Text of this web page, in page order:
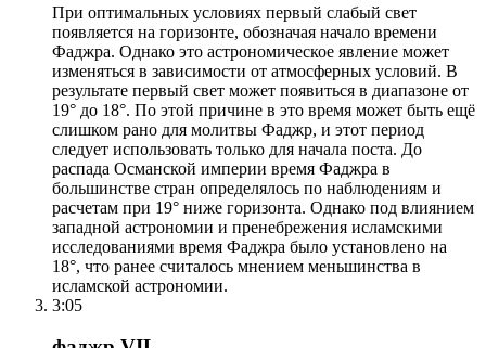
При оптимальных условиях первый слабый свет
появляется на горизонте, обозначая начало времени
Фаджра. Однако это астрономическое явление может
изменяться в зависимости от атмосферных условий. В
результате первый свет может появиться в диапазоне от
19° до 18°. По этой причине в это время может быть ещё
слишком рано для молитвы Фаджр, и этот период
следует использовать только для начала поста. До
распада Османской империи время Фаджра в
большинстве стран определялось по наблюдениям и
расчетам при 19° ниже горизонта. Однако под влиянием
западной астрономии и пренебрежения исламскими
исследованиями время Фаджра было установлено на
18°, что ранее считалось мнением меньшинства в
исламской астрономии.
3:05